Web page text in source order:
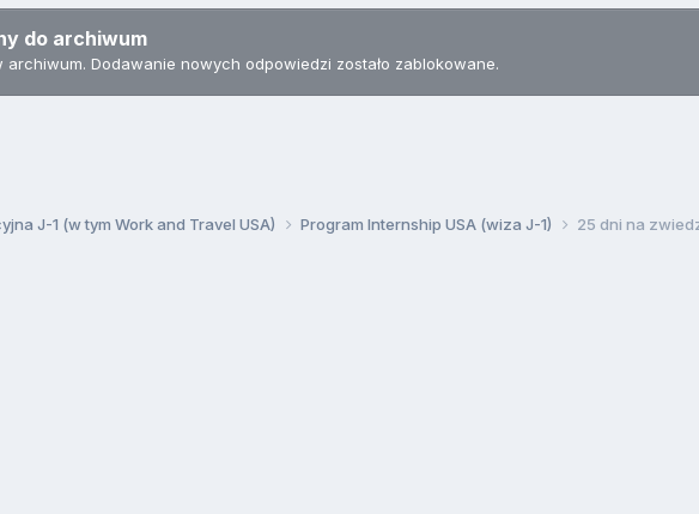
do archiwum
Dodawanie nowych odpowiedzi zostało zablokowane.
J-1 (w tym Work and Travel USA) Program Internship USA (wiza J-1) 25 dni na